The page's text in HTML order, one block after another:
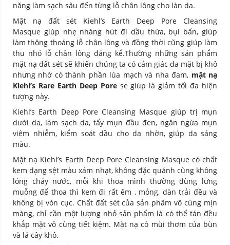
năng làm sạch sâu đến từng lỗ chân lông cho làn da.
Mặt nạ đất sét Kiehl’s Earth Deep Pore Cleansing
Masque giúp nhẹ nhàng hút đi dầu thừa, bụi bẩn, giúp
làm thông thoáng lỗ chân lông và đồng thời cũng giúp làm
thu nhỏ lỗ chân lông đáng kể.Thường những sản phẩm
mặt nạ đất sét sẽ khiến chúng ta có cảm giác da mặt bị khô
nhưng nhờ có thành phần lúa mạch và nha đam, mặt nạ
Kiehl’s Rare Earth Deep Porese giúp là giảm tối đa hiện
tượng này.
Kiehl’s Earth Deep Pore Cleansing Masque giúp trị mụn
dưới da, làm sạch da, tẩy mụn đầu đen, ngăn ngừa mụn
viêm nhiễm, kiểm soát dầu cho da nhờn, giúp da sáng
màu.
Mặt nạ Kiehl’s Earth Deep Pore Cleansing Masque có chất
kem dạng sệt màu xám nhạt, không đặc quánh cũng không
lỏng chảy nước, mỗi khi thoa mình thường dùng lưng
muỗng để thoa thì kem đi rất êm , mỏng, dàn trải đều và
không bị vón cục. Chất đất sét của sản phẩm vô cùng mịn
màng, chỉ cần một lượng nhỏ sản phẩm là có thể tán đều
khắp mặt vô cùng tiết kiệm. Mặt nạ có mùi thơm của bùn
và lá cây khô.